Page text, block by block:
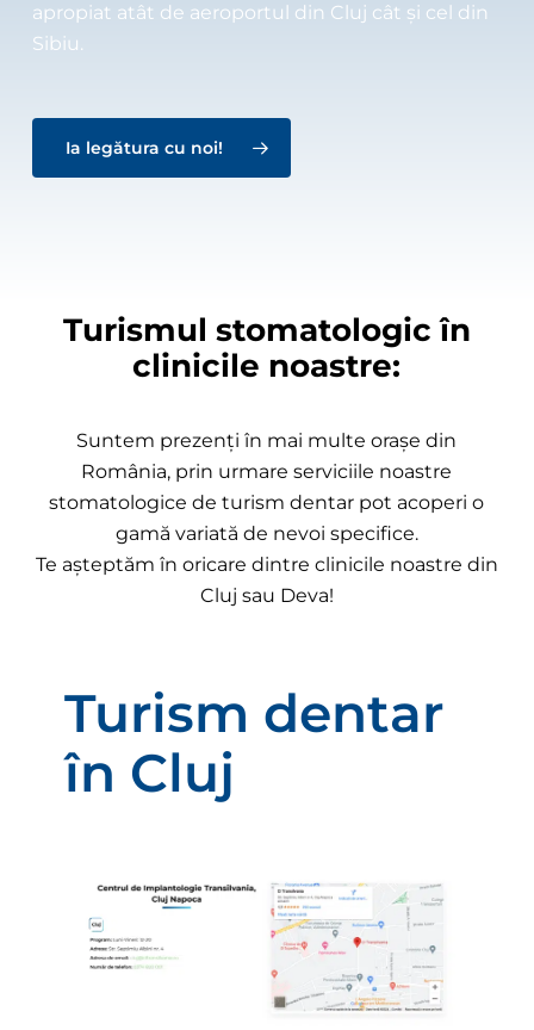
apropiat atât de aeroportul din Cluj cât și cel din
Sibiu.
Ia legătura cu noi!
Turismul stomatologic în
clinicile noastre:
Suntem prezenţi în mai multe oraşe din
România, prin urmare serviciile noastre
stomatologice de turism dentar pot acoperi o
gamă variată de nevoi specifice.
Te așteptăm în oricare dintre clinicile noastre din
Cluj sau Deva!
Turism dentar
în Cluj